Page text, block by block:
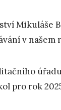
Mikuláše
v
pro rok